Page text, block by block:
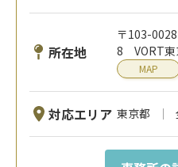
所在地
〒103-
8 VORT東
MAP
対応エリア 東京都